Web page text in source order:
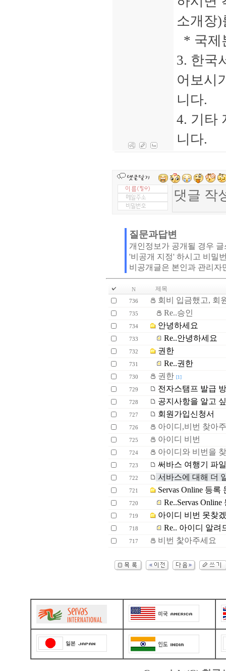
소개장
* 국제
3. 한국
어보시
니다.
4. 기타
니다.
질문과답변
개인정보가 공개될 경우
'비공개 지정' 하시고 비밀
비공개글은 본인과 관리자
N 제목
736 회비 입금했고, 회
735 Re..승인
734 안녕하세요
733 Re..안녕하세요
732 권한
731 Re..권한
730 권한 [1]
729 전자스탬프 발급
728 공지사항을 알고
727 회원가입신청서
726 아이디,비번 찾아
725 아이디 비번
724 아이디와 비번을
723 써바스 여행기 파
722 서바스에 대해 더
721 Servas Online 등록
720 Re..Servas
719 아이디 비번 못찾
718 Re.. 아이디 알려
717 비번 찿아주세요